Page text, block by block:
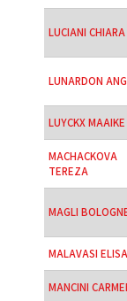
LUCIANI CHIARA
LUNARDON
LUYCKX MAAIKE
MACHACKOVA
TEREZA
MAGLI
MALAVASI ELISA
MANCINI